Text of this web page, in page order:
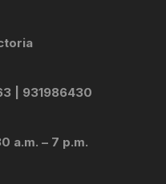
| 931986430
a.m. – 7 p.m.